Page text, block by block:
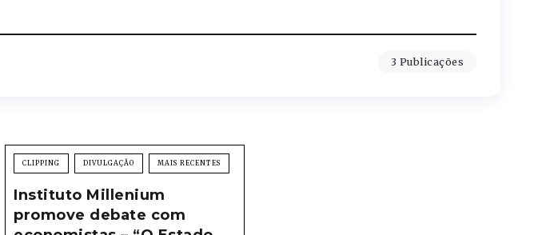
3 Publicações
CLIPPING DIVULGAÇÃO MAIS RECENTES
Instituto Millenium
promove debate com